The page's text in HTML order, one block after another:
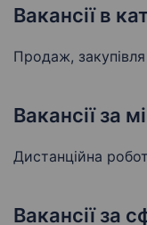
Вакансії в
Продаж, закупівля
Вакансії за
Дистанційна
Вакансії за